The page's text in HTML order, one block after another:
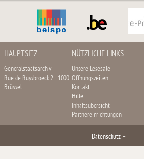
HAUPTSITZ
Generalstaatsarchiv
Rue de Ruysbroeck 2 - 1000
Brüssel
NÜTZLICHE LINKS
Unsere Lesesäle
Öffnungszeiten
Kontakt
Hilfe
Inhaltsübersicht
Partnereinrichtungen
Datenschutz –